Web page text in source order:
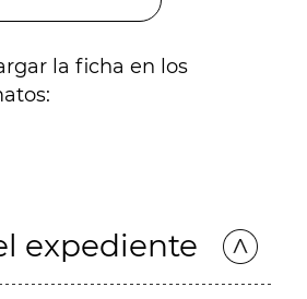
la ficha en los
expediente